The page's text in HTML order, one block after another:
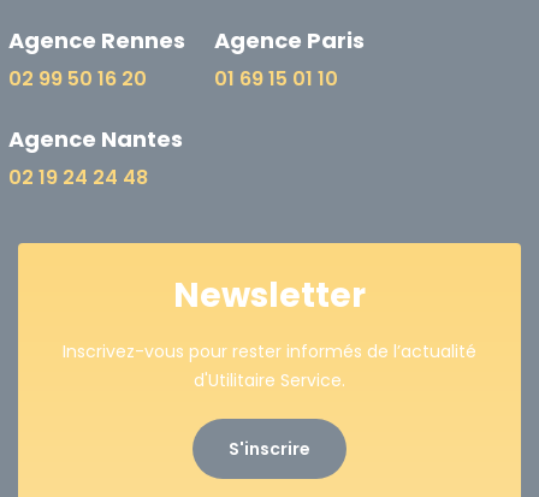
Agence Rennes
02 99 50 16 20
Agence Paris
01 69 15 01 10
Agence Nantes
02 19 24 24 48
Newsletter
Inscrivez-vous pour rester informés de l’actualité
d'Utilitaire Service.
S'inscrire